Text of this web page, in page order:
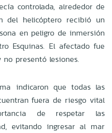
controlada, alrededor de
del helicóptero recibió un
en peligro de inmersión
Esquinas. El afectado fue
presentó lesiones.
indicaron que todas las
fuera de riesgo vital
de respetar las
evitando ingresar al mar